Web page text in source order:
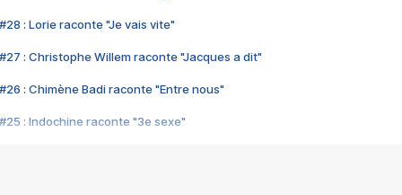
#28 : Lorie raconte "Je vais vite"
#27 : Christophe Willem raconte "Jacques a dit"
#26 : Chimène Badi raconte "Entre nous"
#25 : Indochine raconte "3e sexe"